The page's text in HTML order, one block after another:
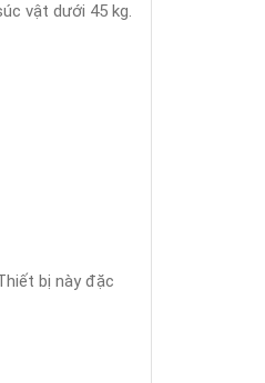
vật dưới 45 kg.
bị này đặc